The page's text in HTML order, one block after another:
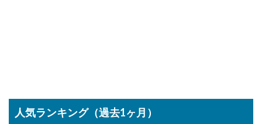
人気ランキング（過去1ヶ月）